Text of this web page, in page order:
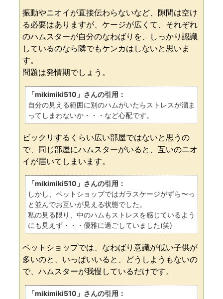
振動やニオイが直接伝わらないなど、隙間は空け
る必要はありますが、ケージが広くて、それぞれ
のハムスターが自分のなわばりを、しっかり認識
しているのなら隣でもケンカはしないと思いま
す。
問題は発情期でしょう。
「mikimiki510」さんの引用：
自分の見える範囲に別のハムがいたらストレスが溜ま
ってしまわないか・・・など心配です。
ビックリするくらい広い部屋ではないと思うの
で、同じ部屋にハムスターがいると、互いのニオ
イが届いてしまいます。
「mikimiki510」さんの引用：
しかし、ペットショップではガラスケージがずら〜っ
と並んでお互いが見える状態でした。
私の見る限り、中のハムもストレスを感じているよう
にも見えず・・・優雅に過ごしていました(笑)
ペットショップでは、なわばり意識が低い子供が
多いのと、いっぱいいると、どうしようもないの
で、ハムスターが我慢しているだけです。
「mikimiki510」さんの引用：